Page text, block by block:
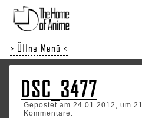
> Öffne Menü <
DSC_3477
Gepostet am 24.01.2012, um
Kommentare.